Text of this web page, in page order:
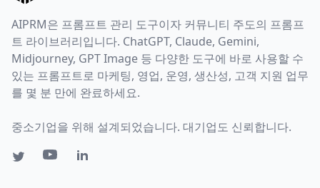
AIPRM은 프롬프트 관리 도구이자 커뮤니티 주도의 프롬프
트 라이브러리입니다. ChatGPT, Claude, Gemini,
Midjourney, GPT Image 등 다양한 도구에 바로 사용할 수
있는 프롬프트로 마케팅, 영업, 운영, 생산성, 고객 지원 업무
를 몇 분 만에 완료하세요.
중소기업을 위해 설계되었습니다. 대기업도 신뢰합니다.